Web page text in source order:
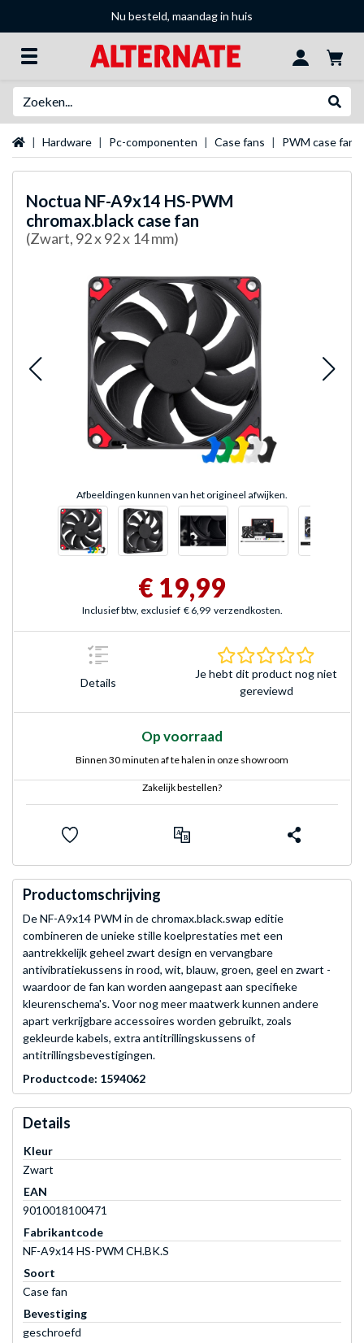
Nu besteld, maandag in huis
Startpagina
Hardware Pc-componenten Case fans PWM case fans
Noctua NF-A9x14 HS-PWM
chromax.black case fan
(Zwart, 92 x 92 x 14 mm)
Afbeeldingen kunnen van het origineel afwijken.
€ 19,99
Inclusief btw, exclusief € 6,99 verzendkosten.
Details
Je hebt dit product nog niet
gereviewd
Op voorraad
Binnen 30 minuten af te halen in onze showroom
Zakelijk bestellen?
Productomschrijving
De NF-A9x14 PWM in de chromax.black.swap editie
combineren de unieke stille koelprestaties met een
aantrekkelijk geheel zwart design en vervangbare
antivibratiekussens in rood, wit, blauw, groen, geel en zwart -
waardoor de fan kan worden aangepast aan specifieke
kleurenschema's. Voor nog meer maatwerk kunnen andere
apart verkrijgbare accessoires worden gebruikt, zoals
gekleurde kabels, extra antitrillingskussens of
antitrillingsbevestigingen.
Productcode: 1594062
Details
Kleur
Zwart
EAN
9010018100471
Fabrikantcode
NF-A9x14 HS-PWM CH.BK.S
Soort
Case fan
Bevestiging
geschroefd